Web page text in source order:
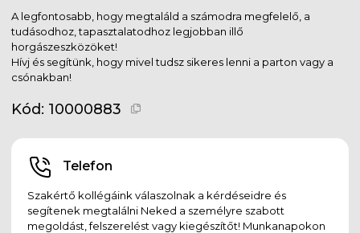
A legfontosabb, hogy megtaláld a számodra megfelelő, a
tudásodhoz, tapasztalatodhoz legjobban illő
horgászeszközöket!
Hívj és segítünk, hogy mivel tudsz sikeres lenni a parton vagy a
csónakban!
Kód: 10000883
Telefon
Szakértő kollégáink válaszolnak a kérdéseidre és
segítenek megtalálni Neked a személyre szabott
megoldást, felszerelést vagy kiegészítőt! Munkanapokon